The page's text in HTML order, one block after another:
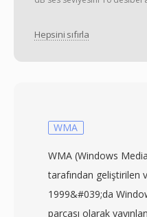
Hepsini sıfırla
WMA
WMA (Windows
tarafından geliştirilen
1999&#039;da
parçası olarak